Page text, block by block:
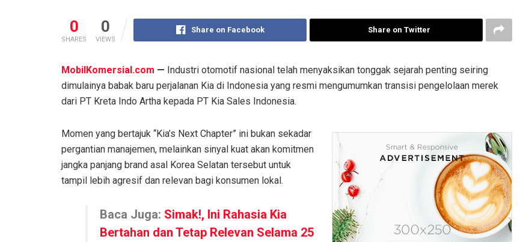
0
SHARES
0
VIEWS
Share on Facebook Share on Twitter
MobilKomersial.com — Industri otomotif nasional telah menyaksikan tonggak sejarah penting seiring
dimulainya babak baru perjalanan Kia di Indonesia yang resmi mengumumkan transisi pengelolaan merek
dari PT Kreta Indo Artha kepada PT Kia Sales Indonesia.
Momen yang bertajuk “Kia’s Next Chapter” ini bukan sekadar
pergantian manajemen, melainkan sinyal kuat akan komitmen
jangka panjang brand asal Korea Selatan tersebut untuk
tampil lebih agresif dan relevan bagi konsumen lokal.
Baca Juga: Simak!, Ini Rahasia Kia
Bertahan dan Tetap Relevan Selama 25